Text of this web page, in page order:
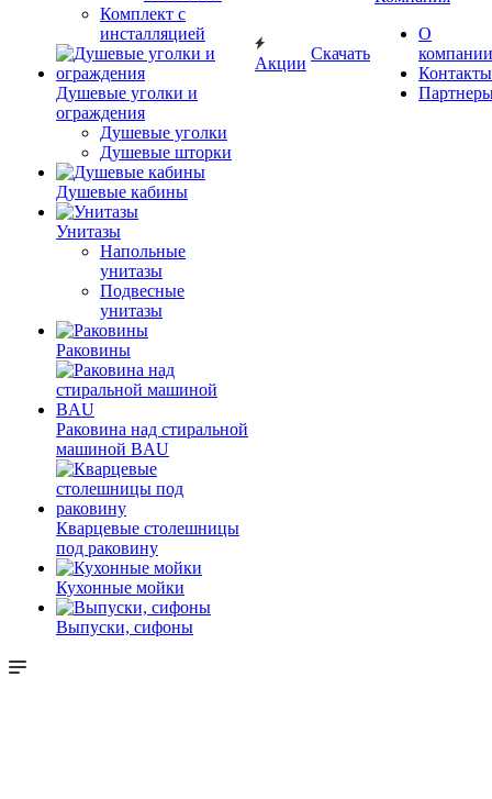
Комплект с
инсталляцией
Душевые уголки и
ограждения
Душевые уголки
Душевые шторки
Душевые кабины
Унитазы
Напольные
унитазы
Подвесные
унитазы
Раковины
Раковина над стиральной
машиной BAU
Кварцевые столешницы
под раковину
Кухонные мойки
Выпуски, сифоны
Акции
Скачать
О
компании
Контакты